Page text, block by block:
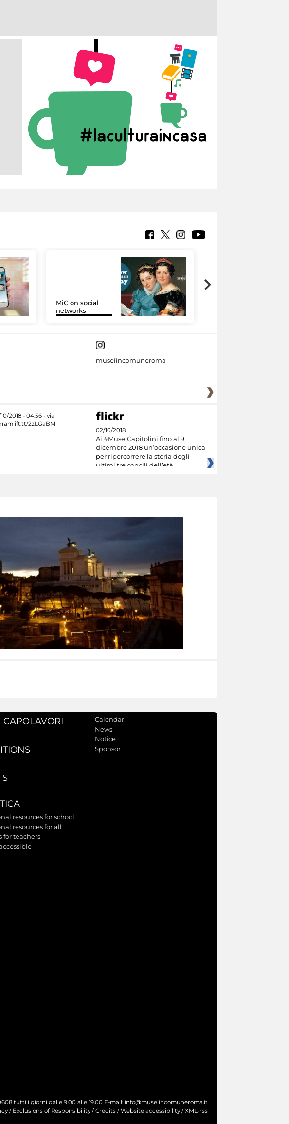
MiC on social
networks
museiincomuneroma
02/10/2018
Ai #MuseiCapitolini fino al 9
dicembre 2018 un’occasione unica
per ripercorrere la storia degli
ultimi tre concili dell’età
CAPOLAVORI
resources for school
resources for all
for teachers
Calendar
News
Notice
Sponsor
tutti i giorni dalle 9.00 alle 19.00 E-mail: info@museiincomuneroma.it
/ Exclusions of Responsibility /Credits /Website accessibility /XML-rss